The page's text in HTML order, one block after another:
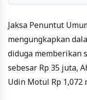
Jaksa Penuntut
mengungkapkan
diduga memberikan
sebesar Rp 35 juta,
Udin Motul Rp 1,072